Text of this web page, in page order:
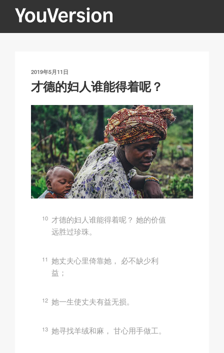
YOUVERSION
Seeking God every day.
发
于
2019年5月11日
才德的妇人谁能得着呢？
10 才德的妇人谁能得着呢？ 她的价值
远胜过珍珠。
11 她丈夫心里倚靠她， 必不缺少利
益；
12 她一生使丈夫有益无损。
13 她寻找羊绒和麻， 甘心用手做工。